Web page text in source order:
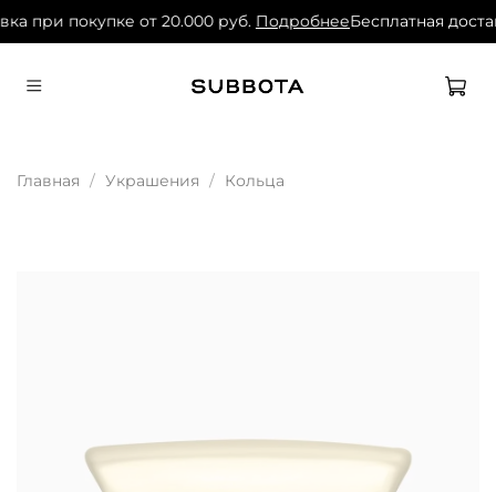
при покупке от 20.000 руб. ПодробнееБесплатная
Главная Украшения Кольца